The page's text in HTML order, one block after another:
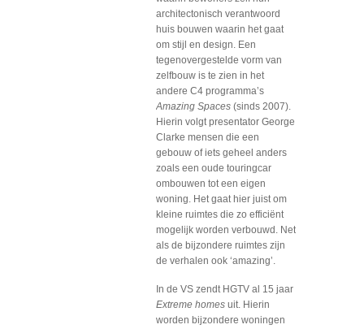
architectonisch verantwoord
huis bouwen waarin het gaat
om stijl en design. Een
tegenovergestelde vorm van
zelfbouw is te zien in het
andere C4 programma’s
Amazing Spaces (sinds 2007).
Hierin volgt presentator George
Clarke mensen die een
gebouw of iets geheel anders
zoals een oude touringcar
ombouwen tot een eigen
woning. Het gaat hier juist om
kleine ruimtes die zo efficiënt
mogelijk worden verbouwd. Net
als de bijzondere ruimtes zijn
de verhalen ook ‘amazing’.
In de VS zendt HGTV al 15 jaar
Extreme homes uit. Hierin
worden bijzondere woningen